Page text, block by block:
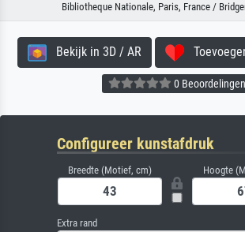
Bibliotheque Nationale, Paris, France /
Bekijk in 3D / AR
0 Beoordelingen
Configureer kunstafdruk
Breedte (Motief, cm) Hoogte
Extra rand